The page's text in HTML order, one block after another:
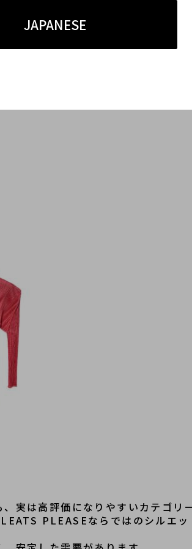
JAPANESE
から、年式に関わらず再評価され
実は高評価になりやすいカテゴリー
PLEASEならではのシルエ